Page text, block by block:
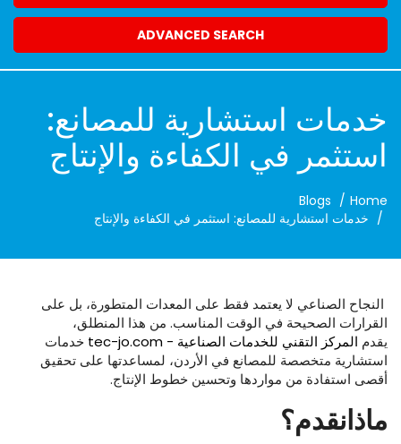
ADVANCED SEARCH
خدمات استشارية للمصانع:
استثمر في الكفاءة والإنتاج
Home
Blogs
خدمات استشارية للمصانع: استثمر في الكفاءة والإنتاج
النجاح الصناعي لا يعتمد فقط على المعدات المتطورة، بل على
القرارات الصحيحة في الوقت المناسب. من هذا المنطلق،
يقدم المركز التقني للخدمات الصناعية - tec-jo.com
خدمات
استشارية متخصصة للمصانع في الأردن، لمساعدتها على تحقيق
أقصى استفادة من مواردها وتحسين خطوط الإنتاج.
ماذانقدم؟